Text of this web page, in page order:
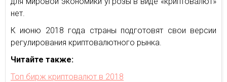
нет.
К июню 2018 года страны подготовят свои версии
регулирования криптовалютного рынка.
Читайте также:
Топ бирж криптовалют в 2018